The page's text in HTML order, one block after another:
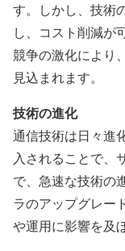
す。しかし、技術
し、コスト削減が
競争の激化により
見込まれます。
技術の進化
通信技術は日々進
入されることで、
で、急速な技術の
ラのアップグレー
や運用に影響を及